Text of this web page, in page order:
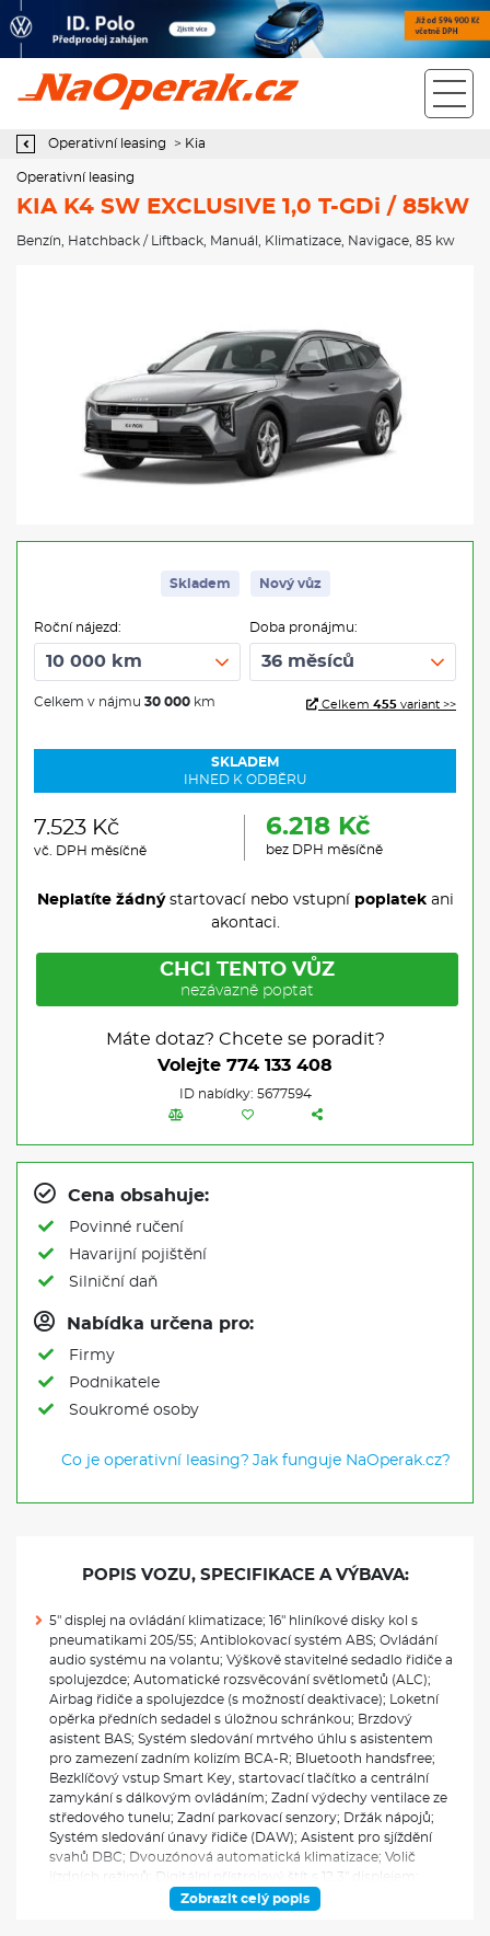
Operativní leasing KIA K4 SW EXCLUSIVE 1,0 T-GDi / 85kW
Operativní leasing > Kia
Operativní leasing
KIA K4 SW EXCLUSIVE 1,0 T-GDi / 85kW
Benzín Hatchback / Liftback Manuál Klimatizace Navigace , 85 kw
Skladem Nový vůz
Roční nájezd:
Celkem v nájmu 30 000 km
Doba pronájmu:
Celkem 455 variant >>
SKLADEM
IHNED K ODBĚRU
7.523 Kč
vč. DPH měsíčně
6.218 Kč
bez DPH měsíčně
Neplatíte žádnýstartovací nebo vstupní poplatekani
akontaci.
CHCI TENTO VŮZ
nezávazně poptat
Máte dotaz? Chcete se poradit?
Volejte 774 133 408
ID nabídky: 5677594
Cena obsahuje:
Povinné ručení
Havarijní pojištění
Silniční daň
Nabídka určena pro:
Firmy
Podnikatele
Soukromé osoby
Co je operativní leasing? Jak funguje NaOperak.cz?
POPIS VOZU, SPECIFIKACE A VÝBAVA:
5" displej na ovládání klimatizace; 16" hliníkové disky kol s
pneumatikami 205/55; Antiblokovací systém ABS; Ovládání
audio systému na volantu; Výškově stavitelné sedadlo řidiče a
spolujezdce; Automatické rozsvěcování světlometů (ALC);
Airbag řidiče a spolujezdce (s možností deaktivace); Loketní
opěrka předních sedadel s úložnou schránkou; Brzdový
asistent BAS; Systém sledování mrtvého úhlu s asistentem
pro zamezení zadním kolizím BCA-R; Bluetooth handsfree;
Bezklíčový vstup Smart Key, startovací tlačítko a centrální
zamykání s dálkovým ovládáním; Zadní výdechy ventilace ze
středového tunelu; Zadní parkovací senzory; Držák nápojů;
Systém sledování únavy řidiče (DAW); Asistent pro sjíždění
svahů DBC; Dvouzónová automatická klimatizace; Volič
jízdních režimů; Digitální přístrojový štít s 12,3" displejem;
Rozdělovač brzdného tlaku EBD; Elektrochromatické zpětné
Zobrazit celý popis